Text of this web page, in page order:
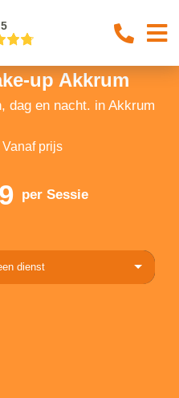
up Akkrum
dag en nacht. in Akkrum
Vanaf prijs
per Sessie
dienst